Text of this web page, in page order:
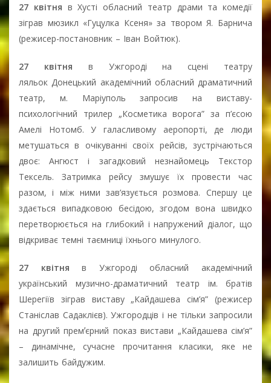
27 квітня в Хусті обласний театр драми та комедії
зіграв мюзикл «Гуцулка Ксеня» за твором Я. Барнича
(режисер-постановник – Іван Войтюк).
27 квітня в Ужгороді на сцені театру
ляльок Донецький академічний обласний драматичний
театр, м. Маріуполь запросив на виставу-
психологічний трилер „Косметика ворога” за п’єсою
Амелі Нотомб. У галасливому аеропорті, де люди
метушаться в очікуванні своїх рейсів, зустрічаються
двоє: Ангюст і загадковий незнайомець Текстор
Тексель. Затримка рейсу змушує їх провести час
разом, і між ними зав’язується розмова. Спершу це
здається випадковою бесідою, згодом вона швидко
перетворюється на глибокий і напружений діалог, що
відкриває темні таємниці їхнього минулого.
27 квітняв Ужгороді обласний академічний
український музично-драматичний театр ім. братів
Шерегіїв зіграв виставу „Кайдашева сім’я” (режисер
Станіслав Садаклієв). Ужгородців і не тільки запросили
на другий премʼєрний показ вистави „Кайдашева сім’я”
– динамічне, сучасне прочитання класики, яке не
залишить байдужим.